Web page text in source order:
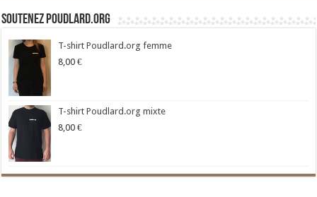
Soutenez Poudlard.org
T-shirt Poudlard.org femme
8,00 €
T-shirt Poudlard.org mixte
8,00 €